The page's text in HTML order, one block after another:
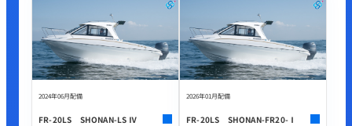
2024年06月配備
FR-20LS SHONAN-LS Ⅳ
2026年01月配備
FR-20LS SHONAN-FR20-Ⅰ